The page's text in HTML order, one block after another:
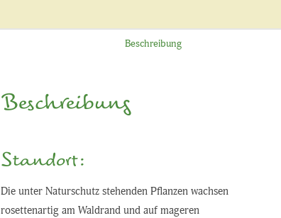
Beschreibung
Beschreibung
Standort:
Die unter Naturschutz stehenden Pflanzen wachsen
rosettenartig am Waldrand und auf mageren